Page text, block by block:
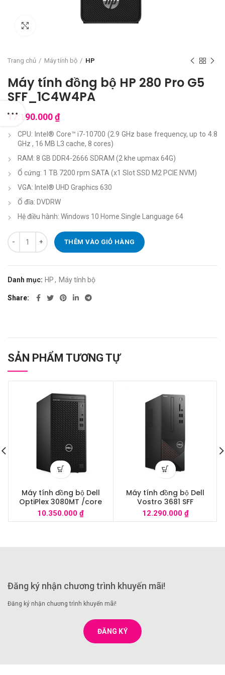
Click to enlarge
Trang chủ Máy tính bộ HP
Máy tính đồng bộ HP 280 Pro G5
SFF_1C4W4PA
17.190.000₫
CPU: Intel® Core™ i7-10700 (2.9 GHz base frequency, up to 4.8
GHz , 16 MB L3 cache, 8 cores)
RAM: 8 GB DDR4-2666 SDRAM (2 khe upmax 64G)
Ổ cứng: 1 TB 7200 rpm SATA (x1 Slot SSD M2 PCIE NVM)
VGA: Intel® UHD Graphics 630
Ổ đĩa: DVDRW
Hệ điều hành: Windows 10 Home Single Language 64
Máy tính đồng bộ HP 280 Pro G5 SFF_1C4W4PA số lượng
THÊM VÀO GIỎ HÀNG
Danh mục: HP, Máy tính bộ
Share
SẢN PHẨM TƯƠNG TỰ
Máy tính đồng bộ Dell
OptiPlex 3080MT /core
i3/4G/1TB/Dos
10.350.000₫
Máy tính đồng bộ Dell
Vostro 3681 SFF
42VT360002/Core
i5/4Gb/1Tb/Windows 10
12.290.000 ₫
Đăng ký nhận chương trình khuyến mãi!
Đăng ký nhận chương trình khuyến mãi!
ĐĂNG KÝ